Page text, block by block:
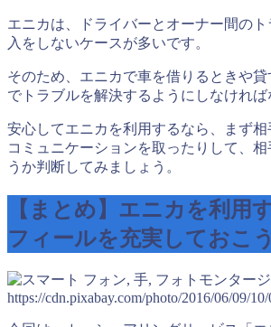
エニカは、ドライバーとオーナー間の
入をしないケースが多いです。
そのため、エニカで車を借りるときや
でトラブルを解決するようにしなければ
安心してエニカを利用するなら、まず相
コミュニケーションを取ったりして、
うか判断してみましょう。
【まとめ】エニカを利用
フィールを充実しておこう
https://cdn.pixabay.com/photo/2016/06/09/